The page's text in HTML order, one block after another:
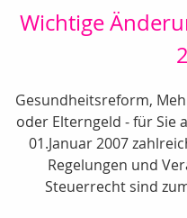
Wichtige
Gesundheitsreform,
oder Elterngeld - für Sie
01.Januar 2007
Regelungen und
Steuerrecht sind